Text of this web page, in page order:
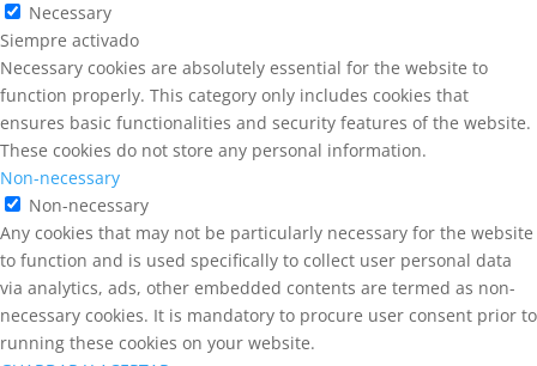
Necessary
Siempre activado
Necessary cookies are absolutely essential for the website to
function properly. This category only includes cookies that
ensures basic functionalities and security features of the website.
These cookies do not store any personal information.
Non-necessary
Non-necessary
Any cookies that may not be particularly necessary for the website
to function and is used specifically to collect user personal data
via analytics, ads, other embedded contents are termed as non-
necessary cookies. It is mandatory to procure user consent prior to
running these cookies on your website.